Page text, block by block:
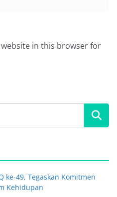
in this browser for
ke-49, Tegaskan Komitmen
Kehidupan